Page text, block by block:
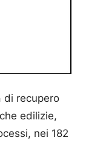
di recupero
edilizie,
nei 182